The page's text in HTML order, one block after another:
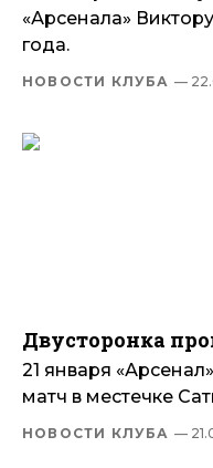
«Арсенала»
года.
НОВОСТИ КЛУБА —
Двусторонка
21 января
матч в местечке
НОВОСТИ КЛУБА —